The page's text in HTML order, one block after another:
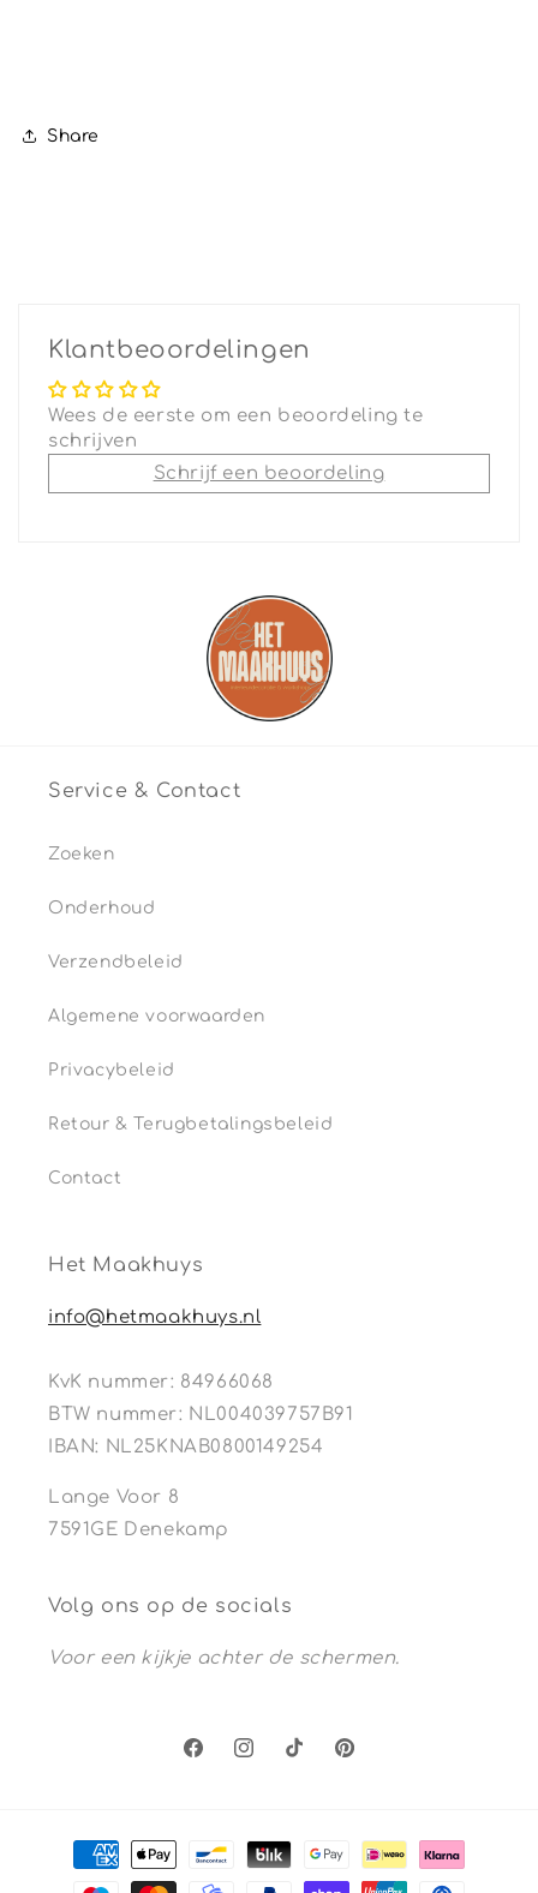
Share
Klantbeoordelingen
Wees de eerste om een beoordeling te
schrijven
Schrijf een beoordeling
Service & Contact
Zoeken
Onderhoud
Verzendbeleid
Algemene voorwaarden
Privacybeleid
Retour & Terugbetalingsbeleid
Contact
Het Maakhuys
info@hetmaakhuys.nl
KvK nummer: 84966068
BTW nummer: NL004039757B91
IBAN: NL25KNAB0800149254
Lange Voor 8
7591GE Denekamp
Volg ons op de socials
Voor een kijkje achter de schermen.
FacebookInstagram
TikTok Pinterest
Betaalmethoden